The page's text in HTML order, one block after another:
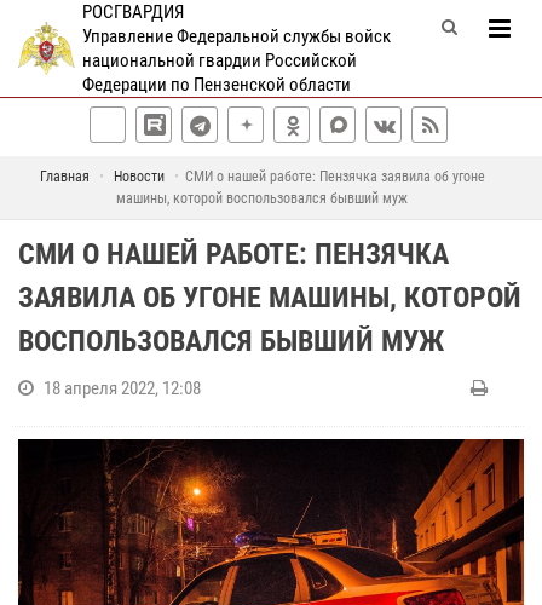
РОСГВАРДИЯ
Управление Федеральной службы войск
национальной гвардии Российской
Федерации по Пензенской области
Главная Новости
СМИ о нашей работе: Пензячка заявила об угоне
машины, которой воспользовался бывший муж
СМИ О НАШЕЙ РАБОТЕ: ПЕНЗЯЧКА
ЗАЯВИЛА ОБ УГОНЕ МАШИНЫ, КОТОРОЙ
ВОСПОЛЬЗОВАЛСЯ БЫВШИЙ МУЖ
18 апреля 2022, 12:08